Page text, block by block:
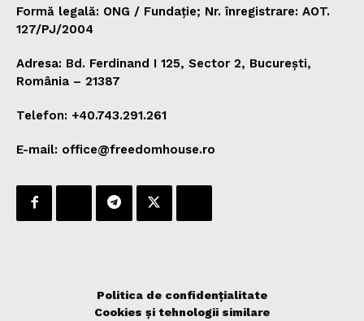
Formă legală: ONG / Fundație; Nr. înregistrare: AOT.
127/PJ/2004
Adresa: Bd. Ferdinand I 125, Sector 2, București,
România – 21387
Telefon: +40.743.291.261
E-mail: office@freedomhouse.ro
Politica de confidențialitate
Cookies și tehnologii similare